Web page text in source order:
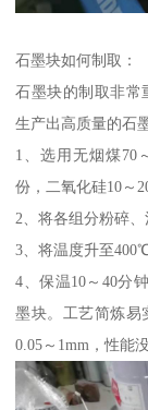
石墨块如何制取：
石墨块的制取非常
生产出高质量的石
1、选用无烟煤70
份，二氧化硅10～
2、将各组分粉碎
3、将温度升至
4、保温10～40分
墨块。工艺简炼易
0.05～1mm，性能